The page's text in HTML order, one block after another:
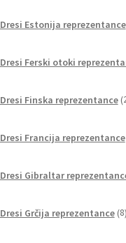
Dresi Estonija reprezentance
Dresi Ferski otoki
Dresi Finska reprezentance
Dresi Francija reprezentance
Dresi Gibraltar
Dresi Grčija reprezentance 8